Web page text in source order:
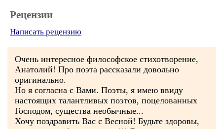
Рецензии
Написать рецензию
Очень интересное философское стихотворение,
Анатолий! Про поэта рассказали довольно
оригинально.
Но я согласна с Вами. Поэты, я имею ввиду
настоящих талантливых поэтов, поцелованных
Господом, существа необычные...
Хочу поздравить Вас с Весной! Будьте здоровы,